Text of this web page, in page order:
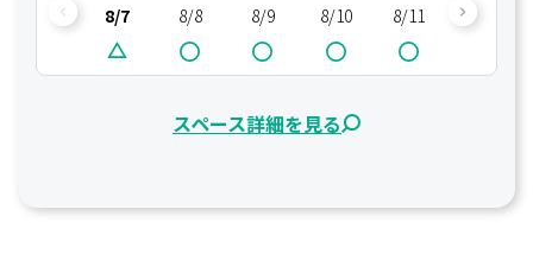
8/7
8/8
8/9
8/10
8/11
8/12
スペース詳細を見る